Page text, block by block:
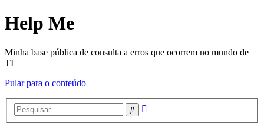
Help Me
Minha base pública de consulta a erros que ocorrem no mundo de
TI
Pular para o conteúdo
Pesquisar